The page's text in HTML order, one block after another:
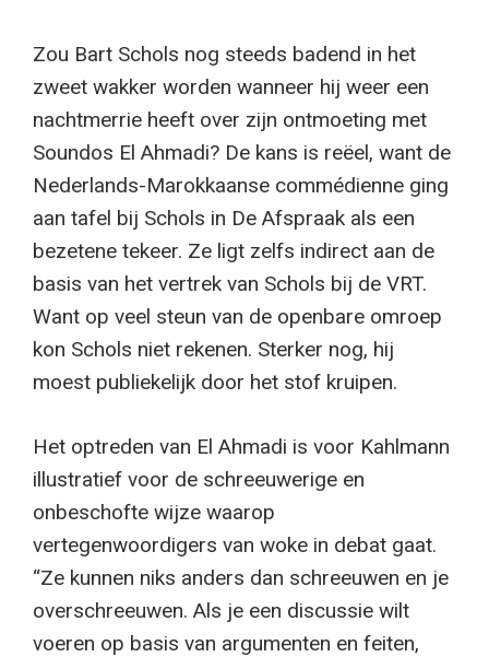
Zou Bart Schols nog steeds badend in het
zweet wakker worden wanneer hij weer een
nachtmerrie heeft over zijn ontmoeting met
Soundos El Ahmadi? De kans is reëel, want de
Nederlands-Marokkaanse commédienne ging
aan tafel bij Schols in De Afspraak als een
bezetene tekeer. Ze ligt zelfs indirect aan de
basis van het vertrek van Schols bij de VRT.
Want op veel steun van de openbare omroep
kon Schols niet rekenen. Sterker nog, hij
moest publiekelijk door het stof kruipen.
Het optreden van El Ahmadi is voor Kahlmann
illustratief voor de schreeuwerige en
onbeschofte wijze waarop
vertegenwoordigers van woke in debat gaat.
“Ze kunnen niks anders dan schreeuwen en je
overschreeuwen. Als je een discussie wilt
voeren op basis van argumenten en feiten,